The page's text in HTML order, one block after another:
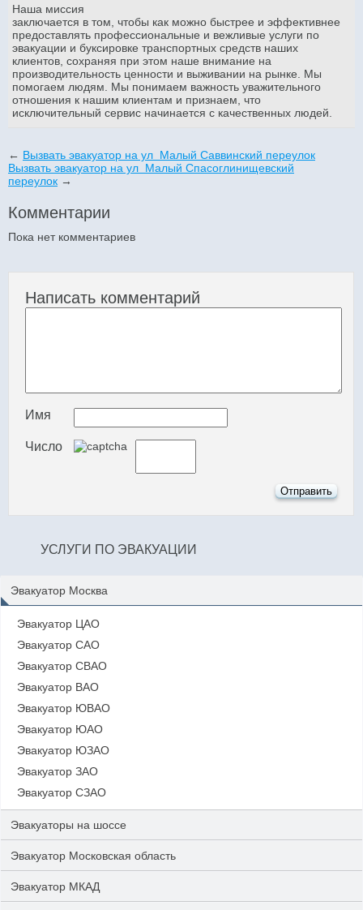
Наша миссия
заключается в том, чтобы как можно быстрее и эффективнее
предоставлять профессиональные и вежливые услуги по
эвакуации и буксировке транспортных средств наших
клиентов, сохраняя при этом наше внимание на
производительность ценности и выживании на рынке. Мы
помогаем людям. Мы понимаем важность уважительного
отношения к нашим клиентам и признаем, что
исключительный сервис начинается с качественных людей.
← Вызвать эвакуатор на ул Малый Саввинский переулок
Вызвать эвакуатор на ул Малый Спасоглинищевский
переулок →
Комментарии
Пока нет комментариев
Написать комментарий
Имя
Число
УСЛУГИ ПО ЭВАКУАЦИИ
Эвакуатор Москва
Эвакуатор ЦАО
Эвакуатор САО
Эвакуатор СВАО
Эвакуатор ВАО
Эвакуатор ЮВАО
Эвакуатор ЮАО
Эвакуатор ЮЗАО
Эвакуатор ЗАО
Эвакуатор СЗАО
Эвакуаторы на шоссе
Эвакуатор Московская область
Эвакуатор МКАД